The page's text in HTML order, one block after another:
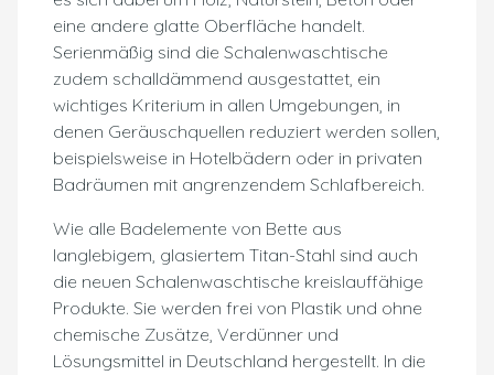
eine andere glatte Oberfläche handelt.
Serienmäßig sind die Schalenwaschtische
zudem schalldämmend ausgestattet, ein
wichtiges Kriterium in allen Umgebungen, in
denen Geräuschquellen reduziert werden sollen,
beispielsweise in Hotelbädern oder in privaten
Badräumen mit angrenzendem Schlafbereich.
Wie alle Badelemente von Bette aus
langlebigem, glasiertem Titan-Stahl sind auch
die neuen Schalenwaschtische kreislauffähige
Produkte. Sie werden frei von Plastik und ohne
chemische Zusätze, Verdünner und
Lösungsmittel in Deutschland hergestellt. In die